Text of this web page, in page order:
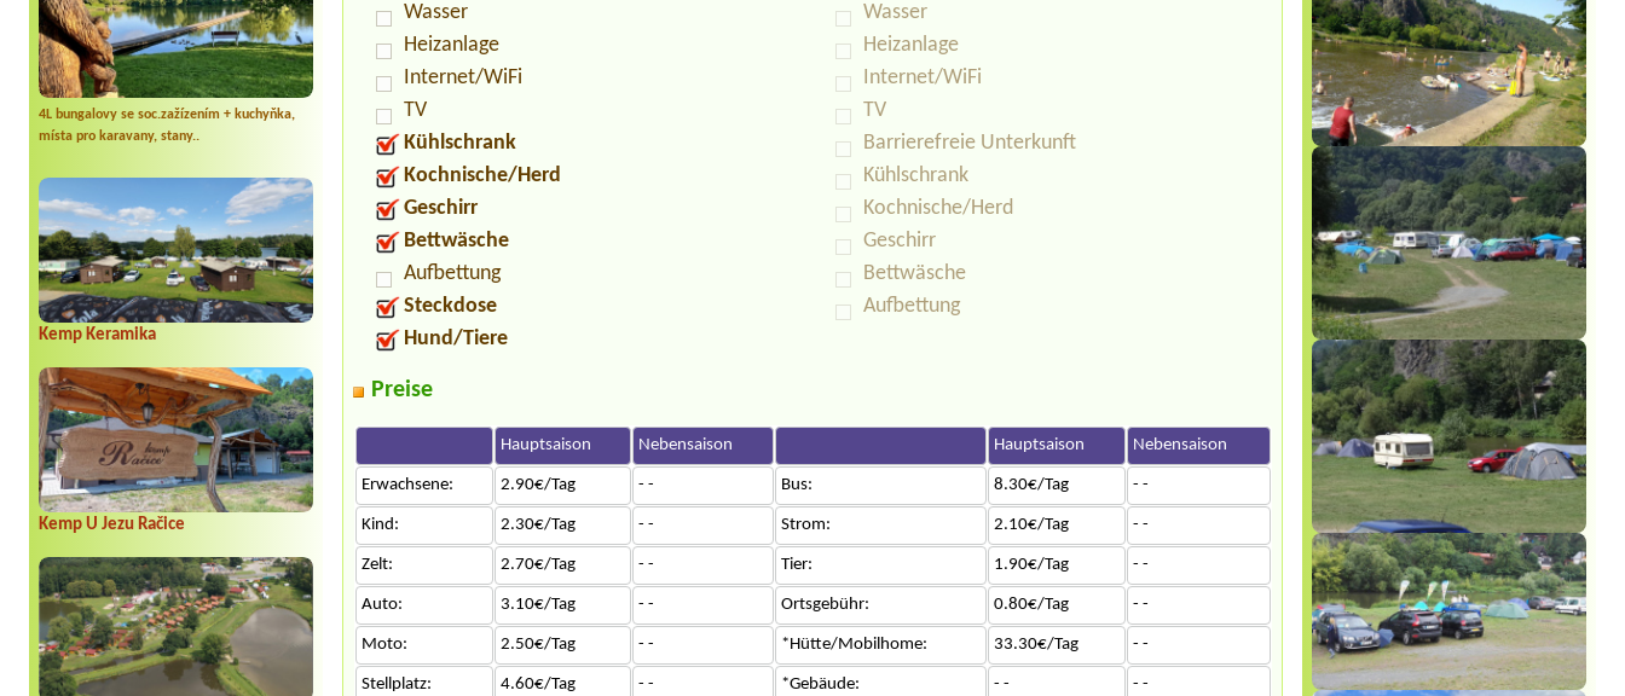
4L bungalovy se soc.zažízením + kuchyňka,
místa pro karavany, stany..
Kemp Keramika
Kemp U Jezu Račice
Wasser
Heizanlage
Internet/WiFi
TV
Kühlschrank
Kochnische/Herd
Geschirr
Bettwäsche
Aufbettung
Steckdose
Hund/Tiere
Wasser
Heizanlage
Internet/WiFi
TV
Barrierefreie Unterkunft
Kühlschrank
Kochnische/Herd
Geschirr
Bettwäsche
Aufbettung
Preise
Hauptsaison Nebensaison Hauptsaison Nebensaison
Erwachsene: 2.90€/Tag - - Bus: 8.30€/Tag - -
Kind: 2.30€/Tag - - Strom: 2.10€/Tag - -
Zelt: 2.70€/Tag - - Tier: 1.90€/Tag - -
Auto: 3.10€/Tag - - Ortsgebühr: 0.80€/Tag - -
Moto: 2.50€/Tag - - *Hütte/Mobilhome: 33.30€/Tag - -
Stellplatz: 4.60€/Tag - - *Gebäude: - - - -